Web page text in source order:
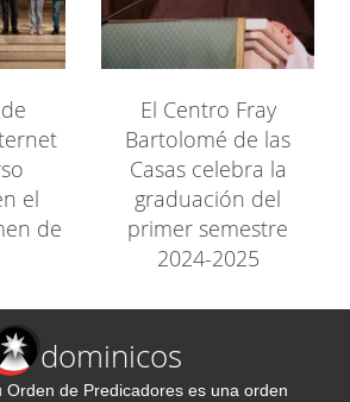
el
de
El Centro Fray
Bartolomé de las
Casas celebra la
graduación del
primer semestre
2024-2025
dominicos
Orden de Predicadores es una orden